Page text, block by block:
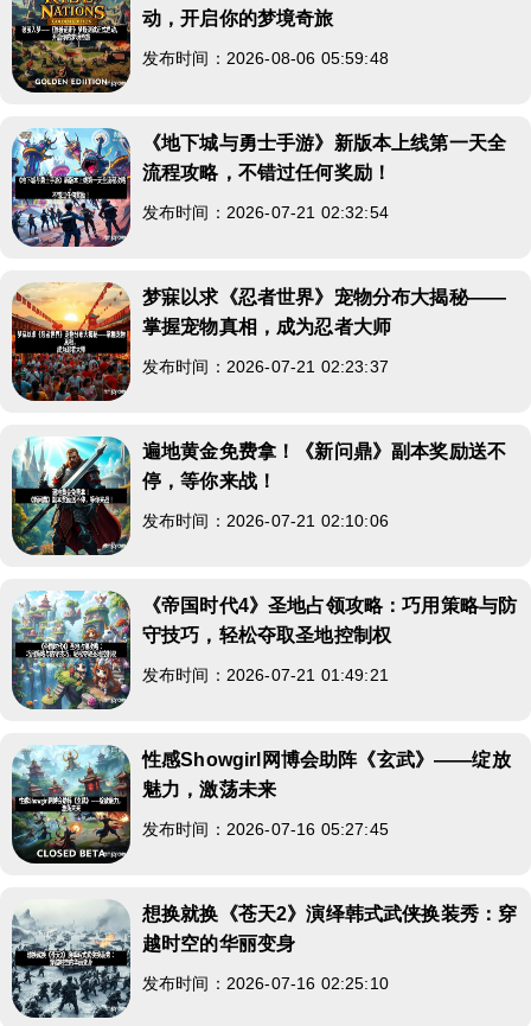
动，开启你的梦境奇旅
发布时间：2026-08-06 05:59:48
《地下城与勇士手游》新版本上线第一天全
流程攻略，不错过任何奖励！
发布时间：2026-07-21 02:32:54
梦寐以求《忍者世界》宠物分布大揭秘——
掌握宠物真相，成为忍者大师
发布时间：2026-07-21 02:23:37
遍地黄金免费拿！《新问鼎》副本奖励送不
停，等你来战！
发布时间：2026-07-21 02:10:06
《帝国时代4》圣地占领攻略：巧用策略与防
守技巧，轻松夺取圣地控制权
发布时间：2026-07-21 01:49:21
性感Showgirl网博会助阵《玄武》——绽放
魅力，激荡未来
发布时间：2026-07-16 05:27:45
想换就换《苍天2》演绎韩式武侠换装秀：穿
越时空的华丽变身
发布时间：2026-07-16 02:25:10